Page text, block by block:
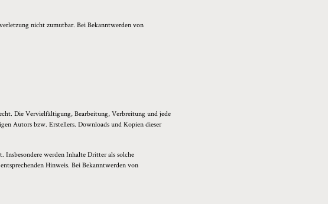
nicht zumutbar. Bei Bekanntwerden von
Die Vervielfältigung, Bearbeitung, Verbreitung und jede
Autors bzw. Erstellers. Downloads und Kopien dieser
werden Inhalte Dritter als solche
Hinweis. Bei Bekanntwerden von